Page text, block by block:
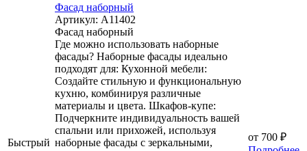
Быстрый
Фасад наборный
Артикул: А11402
Фасад наборный
Где можно использовать наборные
фасады? Наборные фасады идеально
подходят для: Кухонной мебели:
Создайте стильную и функциональную
кухню, комбинируя различные
материалы и цвета. Шкафов-купе:
Подчеркните индивидуальность вашей
спальни или прихожей, используя
наборные фасады с зеркальными,
от 700 ₽